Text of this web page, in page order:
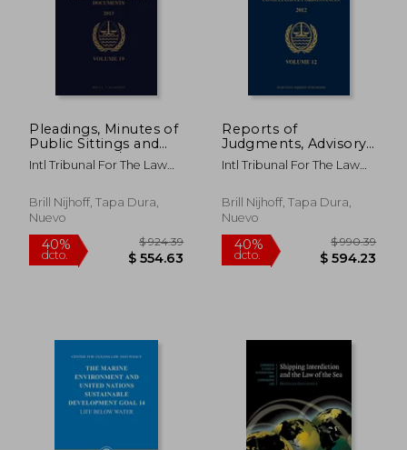
40% 40%
dcto.
Pleadings, Minutes of
Public Sittings and
Documents /
Mémoires, Procès-
Audiences Publiques
Et Documents,
Inglés)
Intl Tribunal For The Law
Brill Nijhoff, Tapa Dura,
Nuevo
Reports of
Judgments, Advisory
Opinions and Orders
/ Recueil Des Arrêts,
Ordonnances,
Volume 12 (2012) (en
Intl Tribunal For The Law
Brill Nijhoff, Tapa Dura,
Nuevo